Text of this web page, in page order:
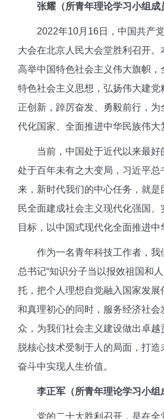
张耀（所青年理论学习小组成
2022年10月16日，中国共产
大会在北京人民大会堂胜利召开。
高举中国特色社会主义伟大旗帜，
特色社会主义思想，弘扬伟大建党
正创新，踔厉奋发、勇毅前行，
代化国家、全面推进中华民族伟大
当前，中国处于近代以来最
处于百年未有之大变局， 习近平总
来，新时代我们的中心任务，就是
民全面建成社会主义现代化强国
目标，以中国式现代化全面推进中
作为一名青年科技工作者，我
总书记“知识分子当以报效祖国和
托，把个人理想自觉融入国家发展
和真理初心的同时，服务经济社会
众，为我们社会主义建设做出卓越
脱核心技术受制于人的局面，打
奋斗中实现人生价值。
李正军（所青年理论学习小组
党的二十大胜利召开， 是在全